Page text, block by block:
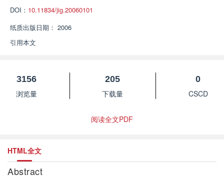
DOI： 10.11834/jig.20060101
纸质出版日期： 2006
引用本文
3156
浏览量
205
下载量
0
CSCD
阅读全文PDF
HTML全文
Abstract